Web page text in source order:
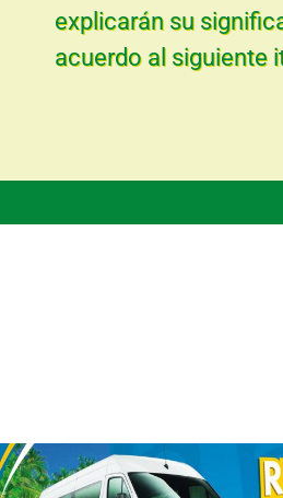
explicarán su
acuerdo al siguiente